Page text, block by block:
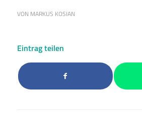
VON MARKUS KOSIAN
Eintrag teilen